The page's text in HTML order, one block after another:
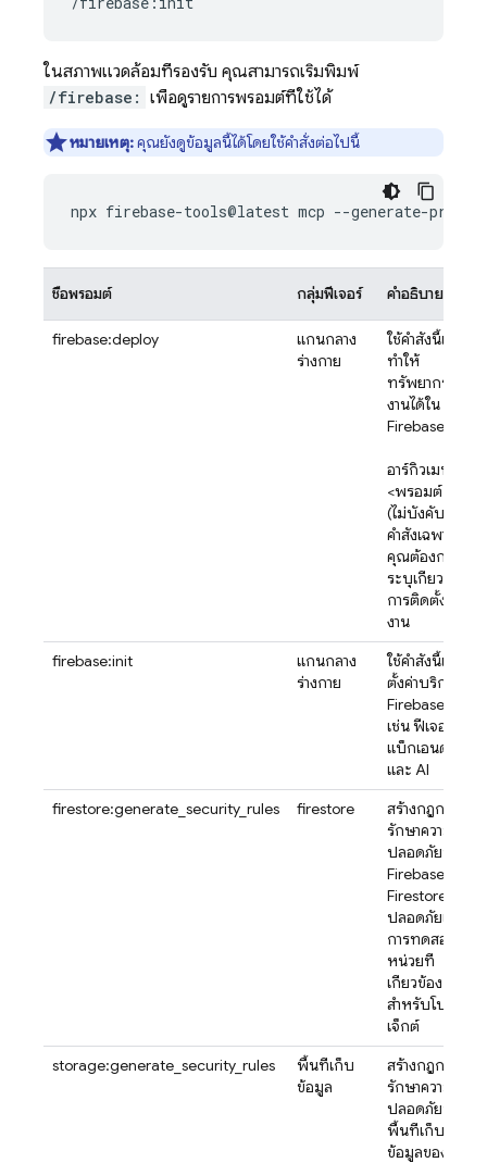
ในสภาพแวดล้อมที่รองรับ คุณสามารถเริ่มพิมพ์
/firebase: เพื่อดูรายการพรอมต์ที่ใช้ได้
หมายเหตุ:คุณยังดูข้อมูลนี้ได้โดยใช้คำสั่งต่อไปนี้
ชื่อพรอมต์ กลุ่มฟีเจอร์ คำอธิบาย
firebase:deploy
แกนกลาง
ร่างกาย
ใช้คำสั่งนี้เพื่อ
ทำให้
ทรัพยากรใช้
งานได้ใน
Firebase
อาร์กิวเมนต์:
<พรอมต์>
(ไม่บังคับ):
คำสั่งเฉพาะที่
คุณต้องการ
ระบุเกี่ยวกับ
การติดตั้งใช้
งาน
firebase:init
แกนกลาง
ร่างกาย
ใช้คำสั่งนี้เพื่อ
ตั้งค่าบริการ
Firebase
เช่น ฟีเจอร์
แบ็กเอนด์
และ AI
firestore:generate_security_rules
firestore
สร้างกฎการ
รักษาความ
ปลอดภัยของ
Firebase
Firestore ที่
ปลอดภัยและ
การทดสอบ
หน่วยที่
เกี่ยวข้อง
สำหรับโปร
เจ็กต์
storage:generate_security_rules
พื้นที่เก็บ
ข้อมูล
สร้างกฎการ
รักษาความ
ปลอดภัยของ
พื้นที่เก็บ
ข้อมูลของ